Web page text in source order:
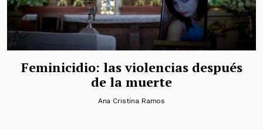
Feminicidio: las violencias después
de la muerte
Ana Cristina Ramos